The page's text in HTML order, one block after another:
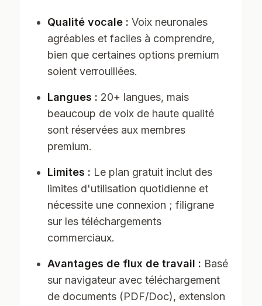
Qualité vocale : Voix neuronales
agréables et faciles à comprendre,
bien que certaines options premium
soient verrouillées.
Langues : 20+ langues, mais
beaucoup de voix de haute qualité
sont réservées aux membres
premium.
Limites : Le plan gratuit inclut des
limites d'utilisation quotidienne et
nécessite une connexion ; filigrane
sur les téléchargements
commerciaux.
Avantages de flux de travail : Basé
sur navigateur avec téléchargement
de documents (PDF/Doc), extension